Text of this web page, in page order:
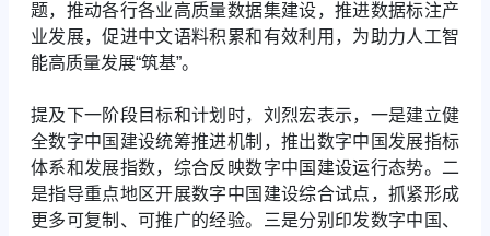
题，推动各行各业高质量数据集建设，推进数据标注产
业发展，促进中文语料积累和有效利用，为助力人工智
能高质量发展“筑基”。
提及下一阶段目标和计划时，刘烈宏表示，一是建立健
全数字中国建设统筹推进机制，推出数字中国发展指标
体系和发展指数，综合反映数字中国建设运行态势。二
是指导重点地区开展数字中国建设综合试点，抓紧形成
更多可复制、可推广的经验。三是分别印发数字中国、